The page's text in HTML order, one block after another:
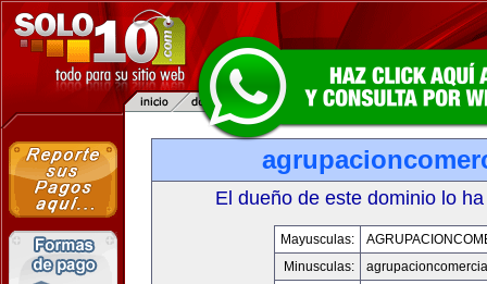
El dueño de este dominio lo
Mayusculas:
Minusculas: